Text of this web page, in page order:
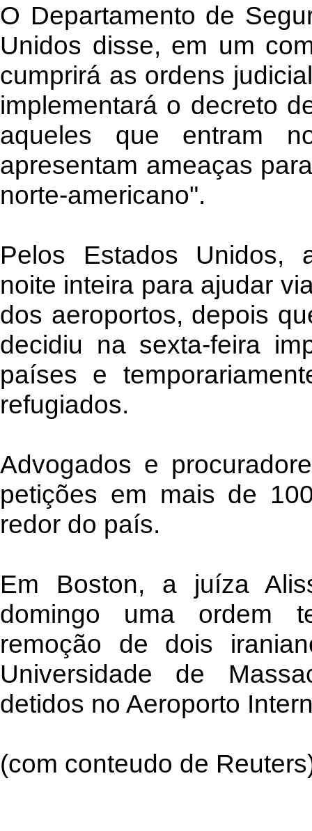
O Departamento de
Unidos disse, em um
cumprirá as ordens
implementará o decreto
aqueles que entram
apresentam ameaças
norte-americano".
Pelos Estados Unidos,
noite inteira para ajudar
dos aeroportos, depois
decidiu na sexta-feira
países e
refugiados.
Advogados e
petições em mais de
redor do país.
Em Boston, a juíza
domingo uma ordem
remoção de dois
Universidade de
detidos no Aeroporto
(com conteudo de